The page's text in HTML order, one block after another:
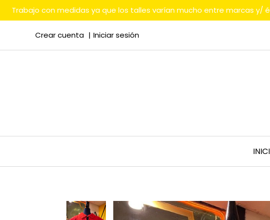
Trabajo con medidas ya que los talles varían mucho entre marcas
Crear cuenta Iniciar sesión